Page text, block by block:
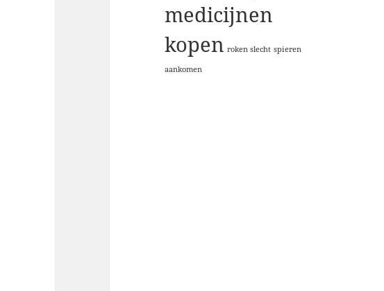
medicijnen
kopen roken slecht spieren
aankomen